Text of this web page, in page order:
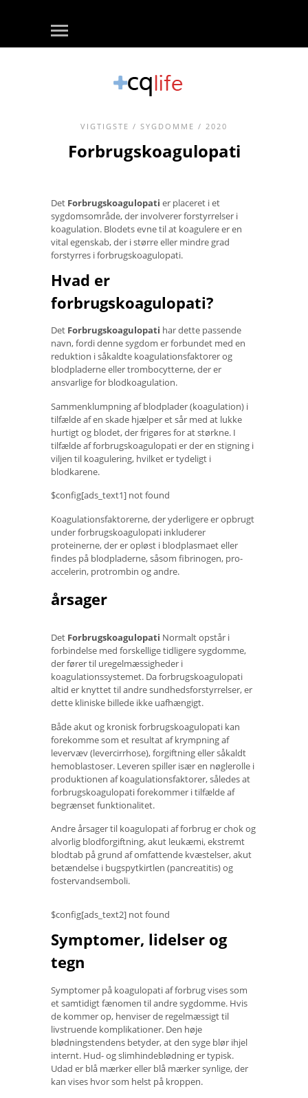
VIGTIGSTE / SYGDOMME / 2020
Forbrugskoagulopati
Det Forbrugskoagulopati er placeret i et
sygdomsområde, der involverer forstyrrelser i
koagulation. Blodets evne til at koagulere er en
vital egenskab, der i større eller mindre grad
forstyrres i forbrugskoagulopati.
Hvad er
forbrugskoagulopati?
Det Forbrugskoagulopati har dette passende
navn, fordi denne sygdom er forbundet med en
reduktion i såkaldte koagulationsfaktorer og
blodpladerne eller trombocytterne, der er
ansvarlige for blodkoagulation.
Sammenklumpning af blodplader (koagulation) i
tilfælde af en skade hjælper et sår med at lukke
hurtigt og blodet, der frigøres for at størkne. I
tilfælde af forbrugskoagulopati er der en stigning i
viljen til koagulering, hvilket er tydeligt i
blodkarene.
$config[ads_text1] not found
Koagulationsfaktorerne, der yderligere er opbrugt
under forbrugskoagulopati inkluderer
proteinerne, der er opløst i blodplasmaet eller
findes på blodpladerne, såsom fibrinogen, pro-
accelerin, protrombin og andre.
årsager
Det Forbrugskoagulopati Normalt opstår i
forbindelse med forskellige tidligere sygdomme,
der fører til uregelmæssigheder i
koagulationssystemet. Da forbrugskoagulopati
altid er knyttet til andre sundhedsforstyrrelser, er
dette kliniske billede ikke uafhængigt.
Både akut og kronisk forbrugskoagulopati kan
forekomme som et resultat af krympning af
levervæv (levercirrhose), forgiftning eller såkaldt
hemoblastoser. Leveren spiller især en nøglerolle i
produktionen af ​​koagulationsfaktorer, således at
forbrugskoagulopati forekommer i tilfælde af
begrænset funktionalitet.
Andre årsager til koagulopati af forbrug er chok og
alvorlig blodforgiftning, akut leukæmi, ekstremt
blodtab på grund af omfattende kvæstelser, akut
betændelse i bugspytkirtlen (pancreatitis) og
fostervandsemboli.
$config[ads_text2] not found
Symptomer, lidelser og
tegn
Symptomer på koagulopati af forbrug vises som
et samtidigt fænomen til andre sygdomme. Hvis
de kommer op, henviser de regelmæssigt til
livstruende komplikationer. Den høje
blødningstendens betyder, at den syge blør ihjel
internt. Hud- og slimhindeblødning er typisk.
Udad er blå mærker eller blå mærker synlige, der
kan vises hvor som helst på kroppen.